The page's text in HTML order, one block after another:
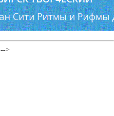
-->